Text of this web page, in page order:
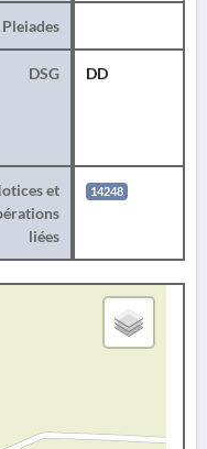
Pleiades
DSG DD
et
liées
14248